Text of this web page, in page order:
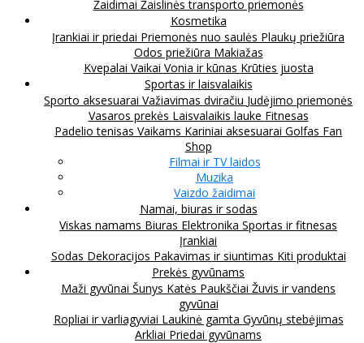
Žaidimai Žaislinės transporto priemonės
Kosmetika
Įrankiai ir priedai Priemonės nuo saulės Plaukų priežiūra
Odos priežiūra Makiažas
Kvepalai Vaikai Vonia ir kūnas Krūties juosta
Sportas ir laisvalaikis
Sporto aksesuarai Važiavimas dviračiu Judėjimo priemonės
Vasaros prekės Laisvalaikis lauke Fitnesas
Padelio tenisas Vaikams Kariniai aksesuarai Golfas Fan
Shop
Filmai ir TV laidos
Muzika
Vaizdo žaidimai
Namai, biuras ir sodas
Viskas namams Biuras Elektronika Sportas ir fitnesas
Įrankiai
Sodas Dekoracijos Pakavimas ir siuntimas Kiti produktai
Prekės gyvūnams
Maži gyvūnai Šunys Katės Paukščiai Žuvis ir vandens
gyvūnai
Ropliai ir varliagyviai Laukinė gamta Gyvūnų stebėjimas
Arkliai Priedai gyvūnams